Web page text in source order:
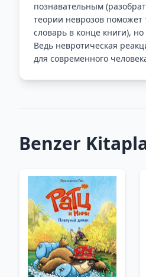
познавательным
теории неврозов поможет
словарь в конце книги),
Ведь невротическая
для современного
Benzer